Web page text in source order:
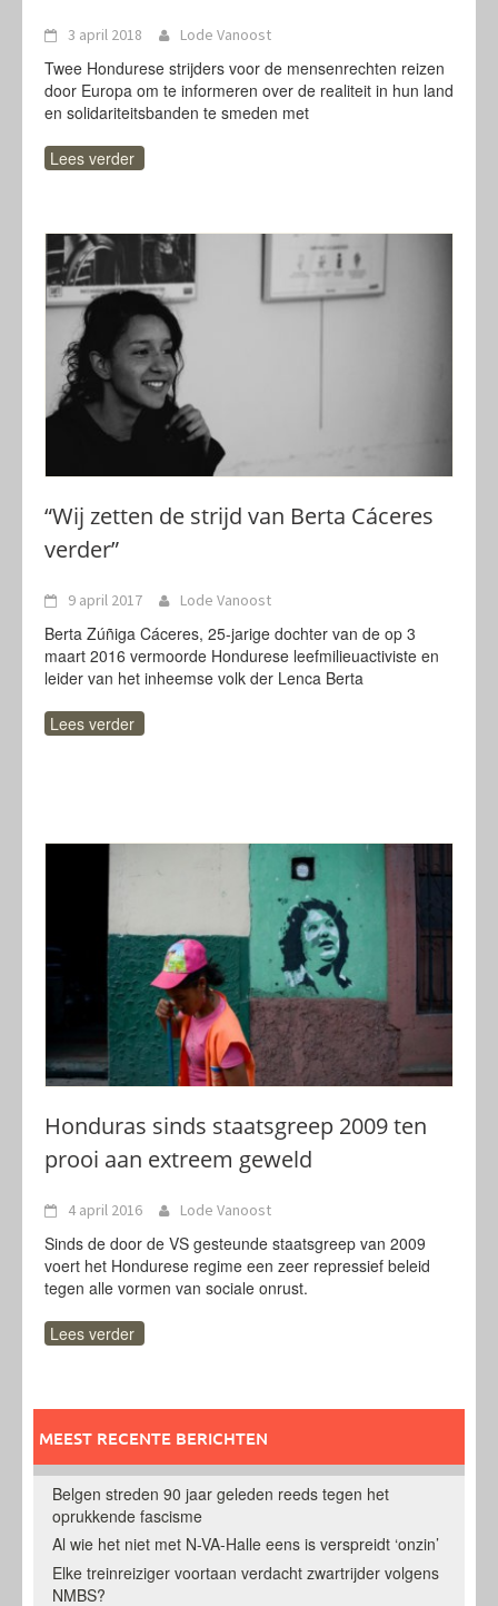
3 april 2018 Lode Vanoost
Twee Hondurese strijders voor de mensenrechten reizen
door Europa om te informeren over de realiteit in hun land
en solidariteitsbanden te smeden met
Lees verder
“Wij zetten de strijd van Berta Cáceres
verder”
9 april 2017 Lode Vanoost
Berta Zúñiga Cáceres, 25-jarige dochter van de op 3
maart 2016 vermoorde Hondurese leefmilieuactiviste en
leider van het inheemse volk der Lenca Berta
Lees verder
Honduras sinds staatsgreep 2009 ten
prooi aan extreem geweld
4 april 2016 Lode Vanoost
Sinds de door de VS gesteunde staatsgreep van 2009
voert het Hondurese regime een zeer repressief beleid
tegen alle vormen van sociale onrust.
Lees verder
MEEST RECENTE BERICHTEN
Belgen streden 90 jaar geleden reeds tegen het
oprukkende fascisme
Al wie het niet met N-VA-Halle eens is verspreidt ‘onzin’
Elke treinreiziger voortaan verdacht zwartrijder volgens
NMBS?